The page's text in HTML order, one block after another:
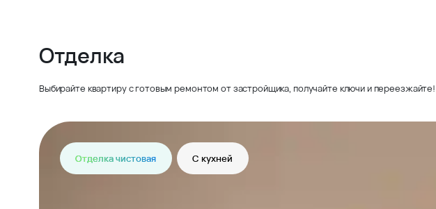
Отделка
Выбирайте квартиру с готовым ремонтом от застройщика, получайте ключи и
Отделка чистовая С кухней